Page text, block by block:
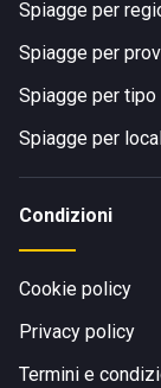
Spiagge per
Spiagge per
Spiagge per tipo
Spiagge per
Condizioni
Cookie policy
Privacy policy
Termini e